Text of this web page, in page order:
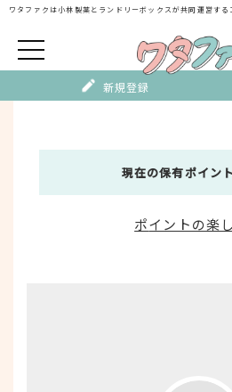
Skip
content
ワタファクは小林製薬とランドリーボックスが共同運営する
新規登録
現在の保有ポイン
ポイントの楽